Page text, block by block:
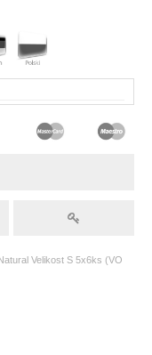
Velikost S 5x6ks (VO